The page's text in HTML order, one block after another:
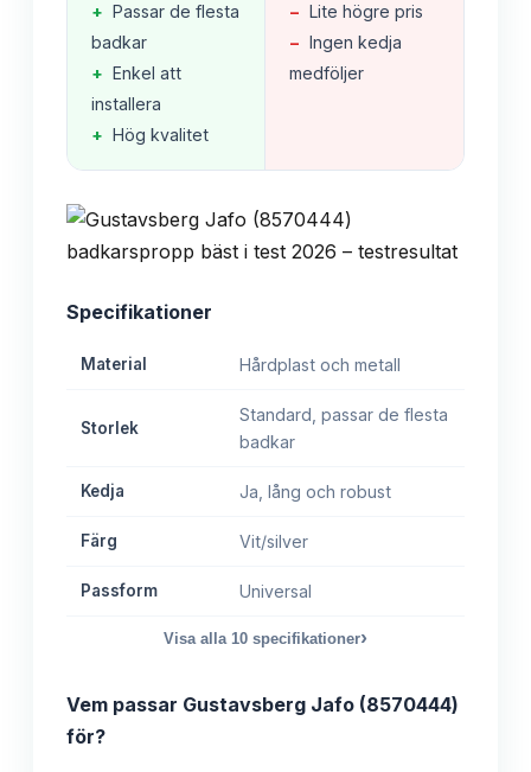
+ Passar de flesta
badkar
+ Enkel att
installera
+ Hög kvalitet
− Lite högre pris
− Ingen kedja
medföljer
Specifikationer
Material Hårdplast och metall
Storlek
Standard, passar de flesta
badkar
Kedja Ja, lång och robust
Färg Vit/silver
Passform Universal
Visa alla 10 specifikationer›
Vem passar Gustavsberg Jafo (8570444)
för?